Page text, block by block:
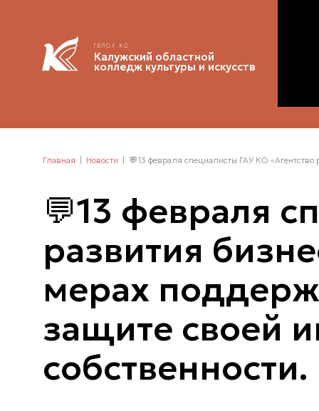
ГБПОУ КО
Калужский областной
колледж культуры и искусств
Главная Новости 💬13 февраля специалисты ГАУ КО «Агентство
💬13 февраля
развития
мерах
защите своей
собственности.